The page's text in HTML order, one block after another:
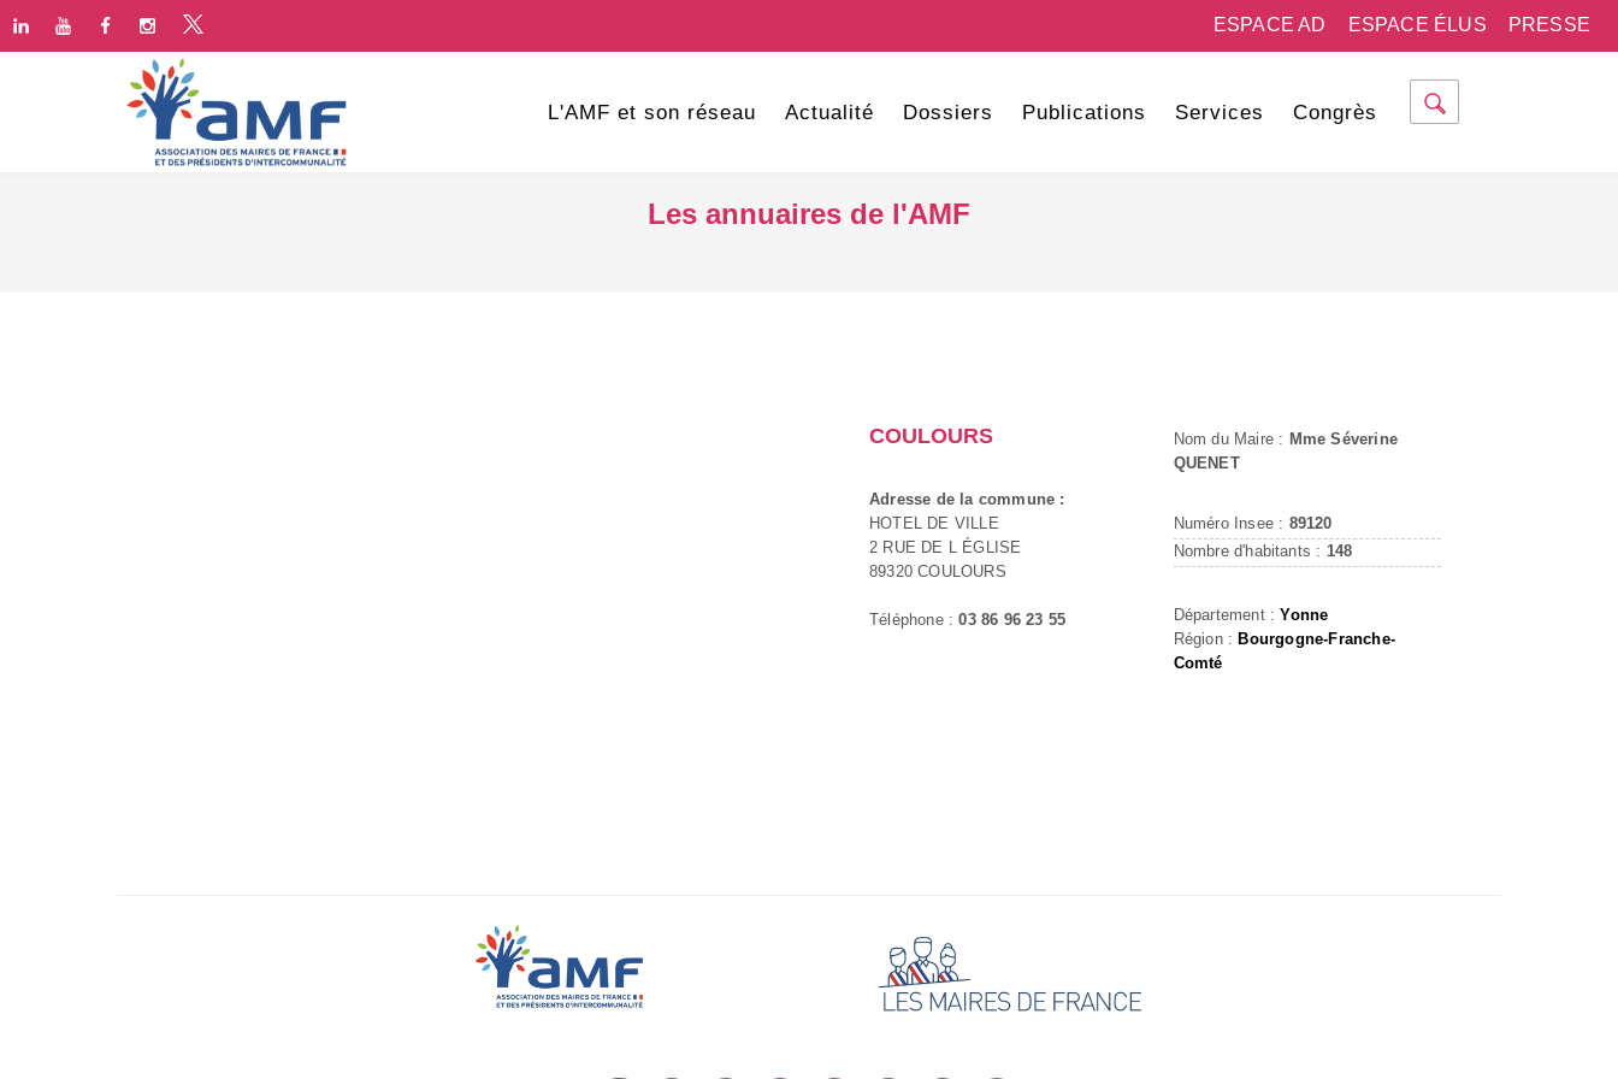
PRESSE
ESPACE ÉLUS
ESPACE AD
L'AMF et son réseau Actualité Dossiers Publications Services Congrès
Les annuaires de l'AMF
COULOURS
Adresse de la commune :
HOTEL DE VILLE
2 RUE DE L ÉGLISE
89320 COULOURS
Téléphone :03 86 96 23 55
Nom du Maire : Mme Séverine
QUENET
Numéro Insee : 89120
Nombre d'habitants : 148
Département :Yonne
Région : Bourgogne-Franche-
Comté